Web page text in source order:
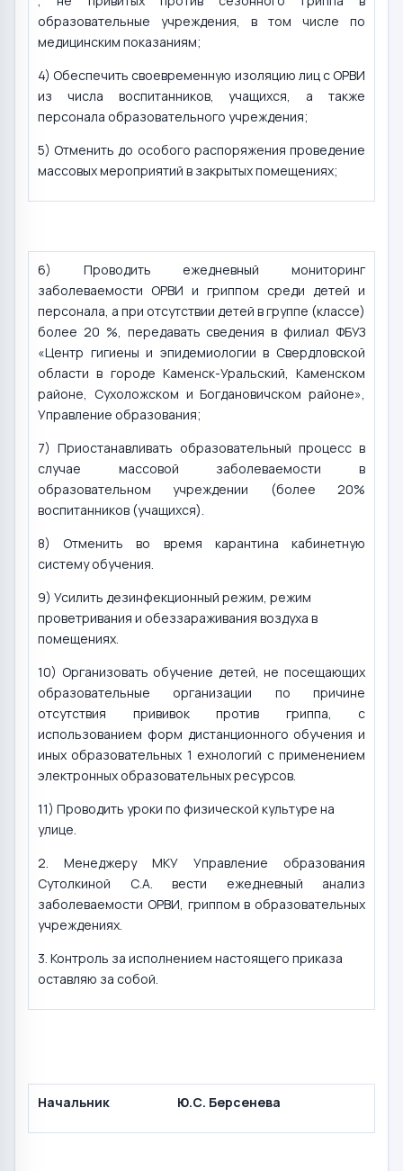
образовательные учреждения, в том числе по
медицинским показаниям;
4) Обеспечить своевременную изоляцию лиц с ОРВИ
из числа воспитанников, учащихся, а также
персонала образовательного учреждения;
5) Отменить до особого распоряжения проведение
массовых мероприятий в закрытых помещениях;
6) Проводить ежедневный мониторинг
заболеваемости ОРВИ и гриппом среди детей и
персонала, а при отсутствии детей в группе (классе)
более 20 %, передавать сведения в филиал ФБУЗ
«Центр гигиены и эпидемиологии в Свердловской
области в городе Каменск-Уральский, Каменском
районе, Сухоложском и Богдановичском районе»,
Управление образования;
7) Приостанавливать образовательный процесс в
случае массовой заболеваемости в
образовательном учреждении (более 20%
воспитанников (учащихся).
8) Отменить во время карантина кабинетную
систему обучения.
9) Усилить дезинфекционный режим, режим
проветривания и обеззараживания воздуха в
помещениях.
10) Организовать обучение детей, не посещающих
образовательные организации по причине
отсутствия прививок против гриппа, с
использованием форм дистанционного обучения и
иных образовательных 1 ехнологий с применением
электронных образовательных ресурсов.
11) Проводить уроки по физической культуре на
улице.
2. Менеджеру МКУ Управление образования
Сутолкиной С.А. вести ежедневный анализ
заболеваемости ОРВИ, гриппом в образовательных
учреждениях.
3. Контроль за исполнением настоящего приказа
оставляю за собой.
Начальник Ю.С. Берсенева